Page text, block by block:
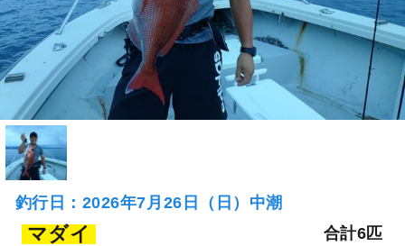
釣行日：2026年7月26日（日）中潮
マダイ 合計6匹